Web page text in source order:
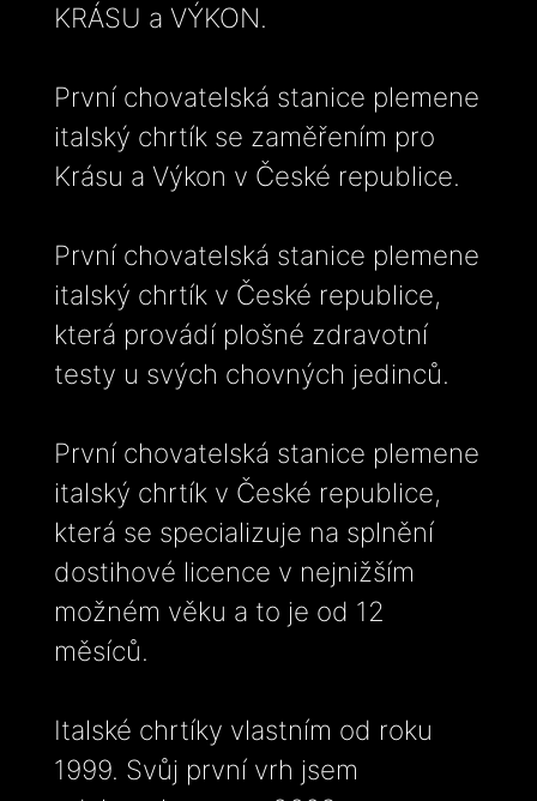
KRÁSU a VÝKON.
První chovatelská stanice plemene
italský chrtík se zaměřením pro
Krásu a Výkon v České republice.
První chovatelská stanice plemene
italský chrtík v České republice,
která provádí plošné zdravotní
testy u svých chovných jedinců.
První chovatelská stanice plemene
italský chrtík v České republice,
která se specializuje na splnění
dostihové licence v nejnižším
možném věku a to je od 12
měsíců.
Italské chrtíky vlastním od roku
1999. Svůj první vrh jsem